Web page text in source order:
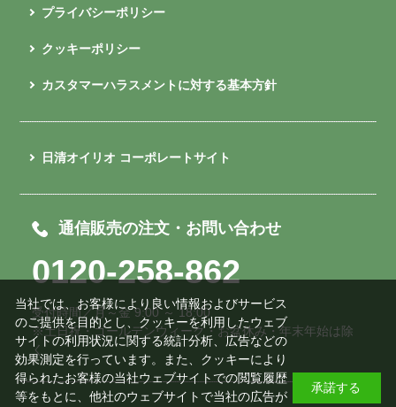
プライバシーポリシー
クッキーポリシー
カスタマーハラスメントに対する基本方針
日清オイリオ コーポレートサイト
通信販売の注文・お問い合わせ
0120-258-862
受付時間／月～金 9:00 ～ 18:00
※土日祝・ゴールデンウィーク・お盆休み・年末年始は除
く
当社では、お客様により良い情報およびサービス
のご提供を目的とし、クッキーを利用したウェブ
サイトの利用状況に関する統計分析、広告などの
効果測定を行っています。また、クッキーにより
得られたお客様の当社ウェブサイトでの閲覧履歴
等をもとに、他社のウェブサイトで当社の広告が
承諾する